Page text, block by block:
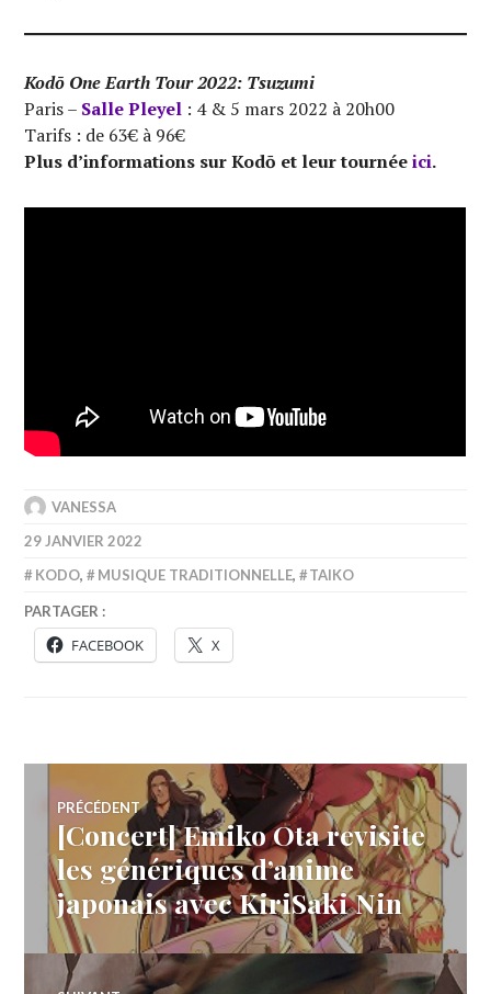
Kodō One Earth Tour 2022: Tsuzumi
Paris – Salle Pleyel : 4 & 5 mars 2022 à 20h00
Tarifs : de 63€ à 96€
Plus d’informations sur Kodō et leur tournéeici.
VANESSA
29 JANVIER 2022
KODO, MUSIQUE TRADITIONNELLE, TAIKO
PARTAGER :
FACEBOOK X
Navigation
de
l’article
PRÉCÉDENT
Article
précédent :
[Concert] Emiko Ota revisite
les génériques d’anime
japonais avec KiriSaki Nin